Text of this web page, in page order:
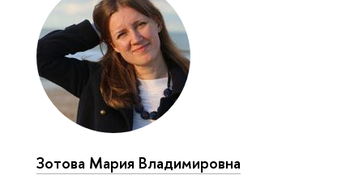
Зотова Мария Владимировна